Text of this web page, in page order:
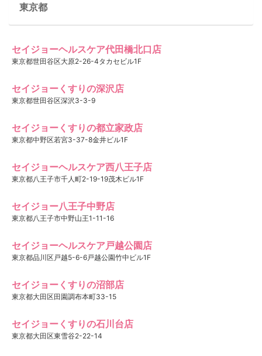
東京都
セイジョーヘルスケア代田橋北口店
東京都世田谷区大原2-26-4タカセビル1F
セイジョーくすりの深沢店
東京都世田谷区深沢3-3-9
セイジョーくすりの都立家政店
東京都中野区若宮3-37-8金井ビル1F
セイジョーヘルスケア西八王子店
東京都八王子市千人町2-19-19茂木ビル1F
セイジョー八王子中野店
東京都八王子市中野山王1-11-16
セイジョーヘルスケア戸越公園店
東京都品川区戸越5-6-6戸越公園竹中ビル1F
セイジョーくすりの沼部店
東京都大田区田園調布本町33-15
セイジョーくすりの石川台店
東京都大田区東雪谷2-22-14